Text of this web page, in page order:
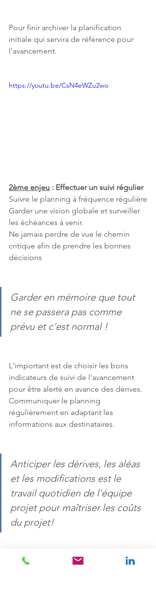
Pour finir archiver la planification
initiale qui servira de référence pour
l'avancement.
https://youtu.be/CsN4eWZu2wo
2ème enjeu : Effectuer un suivi régulier
Suivre le planning à fréquence régulière
Garder une vision globale et surveiller
les échéances à venir.
Ne jamais perdre de vue le chemin
critique afin de prendre les bonnes
décisions
Garder en mémoire que tout
ne se passera pas comme
prévu et c'est normal !
L'important est de choisir les bons
indicateurs de suivi de l'avancement
pour être alerté en avance des dérives.
Communiquer le planning
régulièrement en adaptant les
informations aux destinataires.
Anticiper les dérives, les aléas
et les modifications est le
travail quotidien de l'équipe
projet pour maîtriser les coûts
du projet!